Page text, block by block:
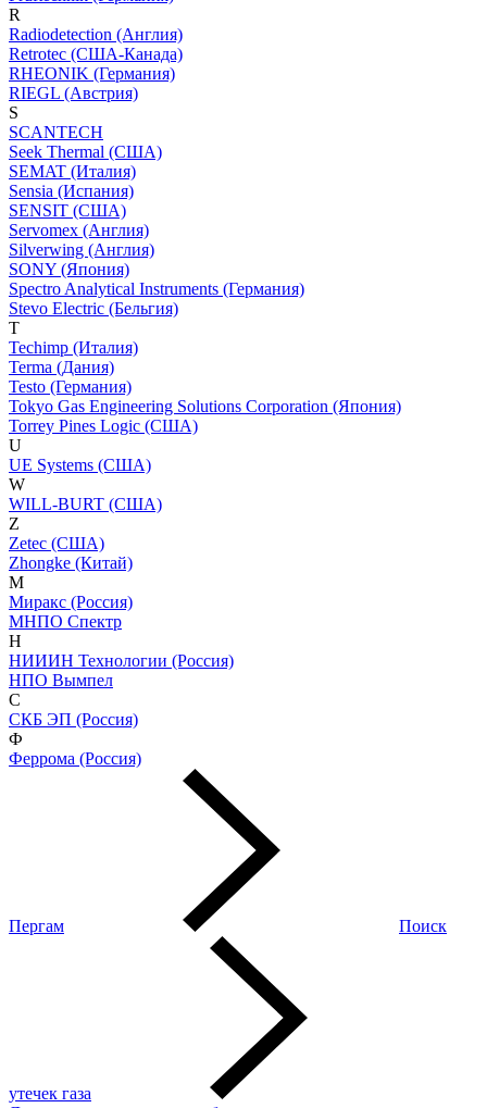
R
Radiodetection (Англия)
Retrotec (США-Канада)
RHEONIK (Германия)
RIEGL (Австрия)
S
SCANTECH
Seek Thermal (США)
SEMAT (Италия)
Sensia (Испания)
SENSIT (США)
Servomex (Англия)
Silverwing (Англия)
SONY (Япония)
Spectro Analytical Instruments (Германия)
Stevo Electric (Бельгия)
T
Techimp (Италия)
Terma (Дания)
Testo (Германия)
Tokyo Gas Engineering Solutions Corporation (Япония)
Torrey Pines Logic (США)
U
UE Systems (США)
W
WILL-BURT (США)
Z
Zetec (США)
Zhongke (Китай)
М
Миракс (Россия)
МНПО Спектр
Н
НИИИН Технологии (Россия)
НПО Вымпел
С
СКБ ЭП (Россия)
Ф
Феррома (Россия)
Пергам Поиск
утечек газа